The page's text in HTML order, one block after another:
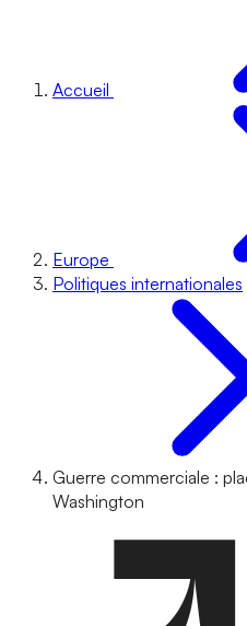
Accueil
Europe
Politiques internationales
Guerre commerciale :
Washington